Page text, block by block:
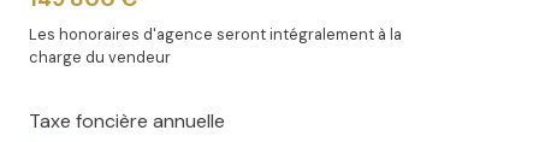
Les honoraires d'agence seront intégralement à la
charge du vendeur
Taxe foncière annuelle